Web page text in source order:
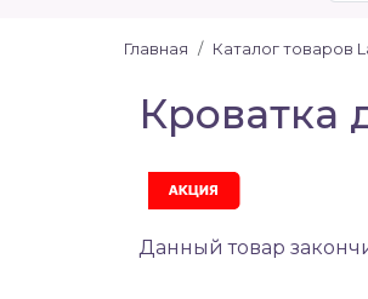
Главная Каталог товаров
Кроватка
Данный товар